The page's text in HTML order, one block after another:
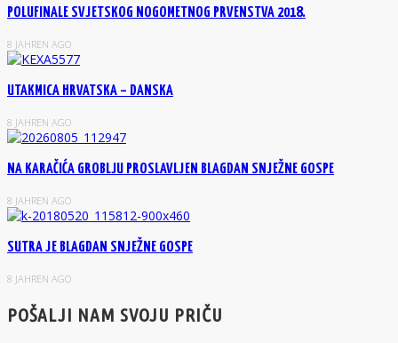
POLUFINALE SVJETSKOG NOGOMETNOG PRVENSTVA 2018.
8 JAHREN AGO
UTAKMICA HRVATSKA – DANSKA
8 JAHREN AGO
NA KARAČIĆA GROBLJU PROSLAVLJEN BLAGDAN SNJEŽNE GOSPE
8 JAHREN AGO
SUTRA JE BLAGDAN SNJEŽNE GOSPE
8 JAHREN AGO
POŠALJI NAM SVOJU PRIČU